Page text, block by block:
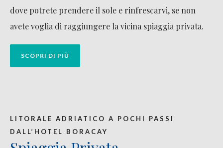
dove potrete prendere il sole e rinfrescarvi, se non
avete voglia di raggiungere la vicina spiaggia privata.
SCOPRI DI PIÙ
LITORALE ADRIATICO A POCHI PASSI
DALL’HOTEL BORACAY